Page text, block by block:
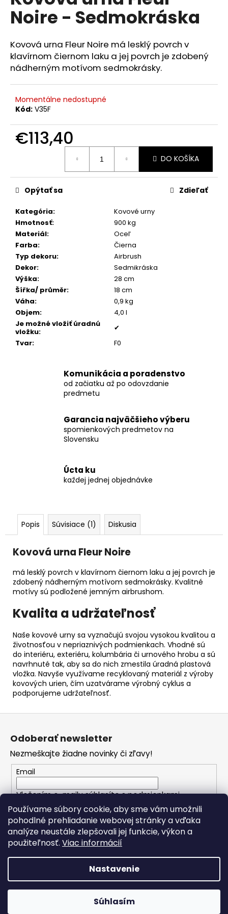
Používame súbory cookie, aby sme vám umožnili
pohodlné prehliadanie webovej stránky a vďaka
analýze neustále zlepšovali jej funkcie, výkon a
použiteľnosť. Viac informácií
Nastavenie
Súhlasím
0,0
hviezdičiek.
Noire - Sedmokráska
Kovová urna Fleur Noire má lesklý povrch v
klavírnom čiernom laku a jej povrch je zdobený
nádherným motívom sedmokrásky.
Momentálne nedostupné
Kód: V35F
€113,40
DO KOŠÍKA
Kategória:
Kovové urny
Hmotnosť:
900 kg
Materiál:
Oceľ
Farba:
Čierna
Typ dekoru:
Airbrush
Dekor:
Sedmikráska
Výška:
28 cm
Šířka/ průměr:
18 cm
Váha:
0,9 kg
Objem:
4,0 l
Je možné vložiť úradnú
vložku:
✔
Tvar: F0
Opýtať sa Zdieľať
Komunikácia a poradenstvo
od začiatku až po odovzdanie
predmetu
Garancia najväčšieho výberu
spomienkových predmetov na
Slovensku
Úcta ku
každej jednej objednávke
Popis Súvisiace (1) Diskusia
Kovová urna Fleur Noire
má lesklý povrch v klavírnom čiernom laku a jej povrch je
zdobený nádherným motívom sedmokrásky. Kvalitné
motívy sú podložené jemným airbrushom.
Kvalita a udržateľnosť
Naše kovové urny sa vyznačujú svojou vysokou kvalitou a
životnosťou v nepriaznivých podmienkach. Vhodné sú
do interiéru, exteriéru, kolumbária či urnového hrobu a sú
navrhnuté tak, aby sa do nich zmestila úradná plastová
vložka. Navyše využívame recyklovaný materiál z výroby
kovových urien, čím uzatvárame výrobný cyklus a
podporujeme udržateľnosť.
á
j
s
ť
?
d
p
o
ú
č
a
m
e
STROM
ŽIVOTA
MEDAILÓNIK
POPOLOM
€199
e
Odoberať newsletter
Nezmeškajte žiadne novinky či zľavy!
Email
Vložením e-mailu súhlasíte spodmienkami
ochrany osobných údajov
PRIHLÁSIŤ SA
Copyright 2026Spomienkové predmety. Všetky práva
vyhradené.